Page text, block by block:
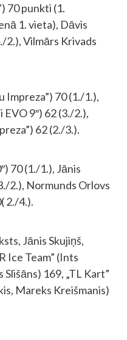
70 punkti (1.
1. vieta), Dāvis
2.), Vilmārs Krivads
Impreza”) 70 (1./1.),
9″) 62 (3./2.),
62 (2./3.).
70 (1./1.), Jānis
2.), Normunds Orlovs
2./4.).
Jānis Skujiņš,
Ice Team” (Ints
169, „TL Kart”
Mareks Kreišmanis)